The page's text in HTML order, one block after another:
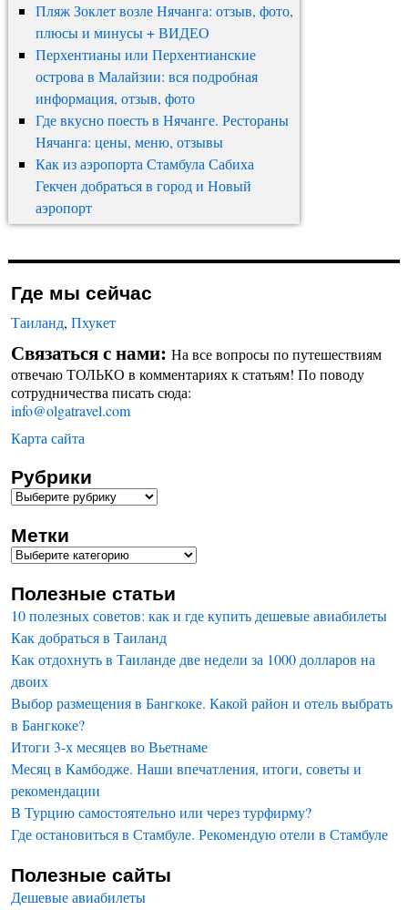
Пляж Зоклет возле Нячанга: отзыв, фото,
плюсы и минусы + ВИДЕО
Перхентианы или Перхентианские
острова в Малайзии: вся подробная
информация, отзыв, фото
Где вкусно поесть в Нячанге. Рестораны
Нячанга: цены, меню, отзывы
Как из аэропорта Стамбула Сабиха
Гекчен добраться в город и Новый
аэропорт
Где мы сейчас
Таиланд, Пхукет
Связаться с нами: На все вопросы по путешествиям
отвечаю ТОЛЬКО в комментариях к статьям! По поводу
сотрудничества писать сюда:
info@olgatravel.com
Карта сайта
Рубрики
Метки
Полезные статьи
10 полезных советов: как и где купить дешевые авиабилеты
Как добраться в Таиланд
Как отдохнуть в Таиланде две недели за 1000 долларов на
двоих
Выбор размещения в Бангкоке. Какой район и отель выбрать
в Бангкоке?
Итоги 3-х месяцев во Вьетнаме
Месяц в Камбодже. Наши впечатления, итоги, советы и
рекомендации
В Турцию самостоятельно или через турфирму?
Где остановиться в Стамбуле. Рекомендую отели в Стамбуле
Полезные сайты
Дешевые авиабилеты